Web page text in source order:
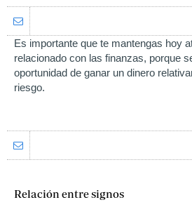
Es importante que te mantengas hoy
relacionado con las finanzas, porque
oportunidad de ganar un dinero
riesgo.
Relación entre signos